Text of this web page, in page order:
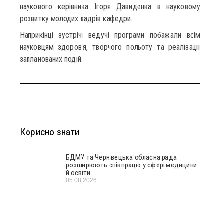
наукового керівника Ігоря Давиденка в науковому
розвитку молодих кадрів кафедри.
Наприкінці зустрічі ведучі програми побажали всім
науковцям здоров’я, творчого польоту та реалізації
запланованих подій.
Корисно знати
БДМУ та Чернівецька обласна рада
розширюють співпрацю у сфері медицини
й освіти
05.08.2026